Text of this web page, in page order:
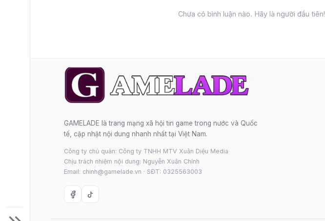
Chưa có bình luận nào. Hãy là người đầu tiên!
GAMELADE là trang mạng xã hội tin game trong nước và Quốc
tế, cập nhật nội dung nhanh nhất tại Việt Nam.
Công ty chủ quản: Công ty TNHH MTV Xuân Diệu Media
Chịu trách nhiệm nội dung: Nguyễn Xuân Chính
Email: chinh@gamelade.vn · SĐT: 0325563003